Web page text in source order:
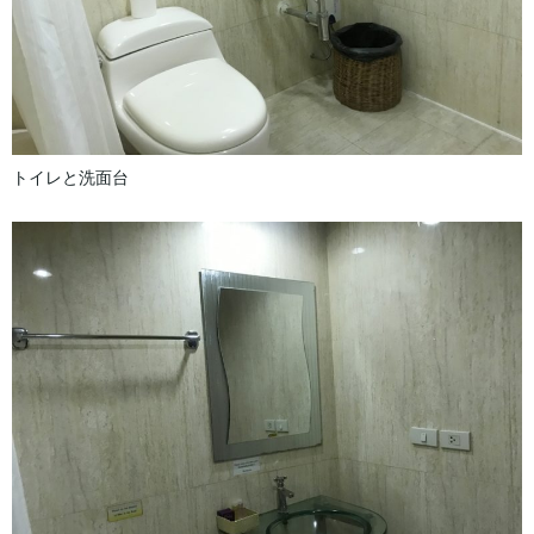
トイレと洗面台